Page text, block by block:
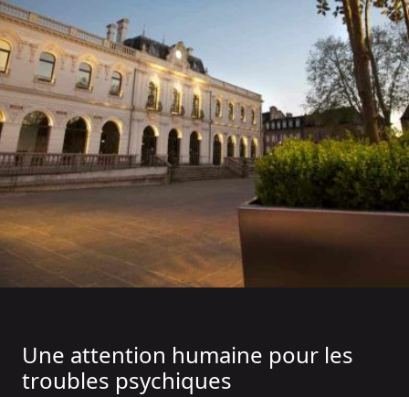
Une attention humaine pour les
troubles psychiques